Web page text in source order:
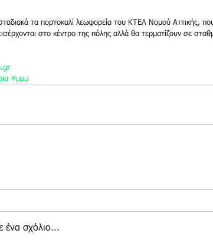
τα πορτοκαλί λεωφορεία του ΚΤΕΛ Νομού Αττικής,
στο κέντρο της πόλης αλλά θα τερματίζουν σε
#μμμ
ένα σχόλιο...